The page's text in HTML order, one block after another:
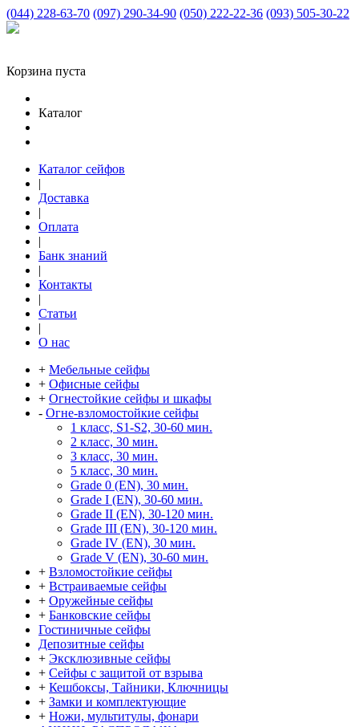
(044) 228-63-70 (097) 290-34-90 (050) 222-22-36 (093) 505-30-22
Корзина пуста
Каталог
Каталог сейфов
|
Доставка
|
Оплата
|
Банк знаний
|
Контакты
|
Статьи
|
О нас
+ Мебельные сейфы
+ Офисные сейфы
+ Огнестойкие сейфы и шкафы
- Огне-взломостойкие сейфы
1 класс, S1-S2, 30-60 мин.
2 класс, 30 мин.
3 класс, 30 мин.
5 класс, 30 мин.
Grade 0 (EN), 30 мин.
Grade I (EN), 30-60 мин.
Grade II (EN), 30-120 мин.
Grade III (EN), 30-120 мин.
Grade IV (EN), 30 мин.
Grade V (EN), 30-60 мин.
+ Взломостойкие сейфы
+ Встраиваемые сейфы
+ Оружейные сейфы
+ Банковские сейфы
Гостиничные сейфы
Депозитные сейфы
+ Эксклюзивные сейфы
+ Сейфы с защитой от взрыва
+ Кешбоксы, Тайники, Ключницы
+ Замки и комплектующие
+ Ножи, мультитулы, фонари